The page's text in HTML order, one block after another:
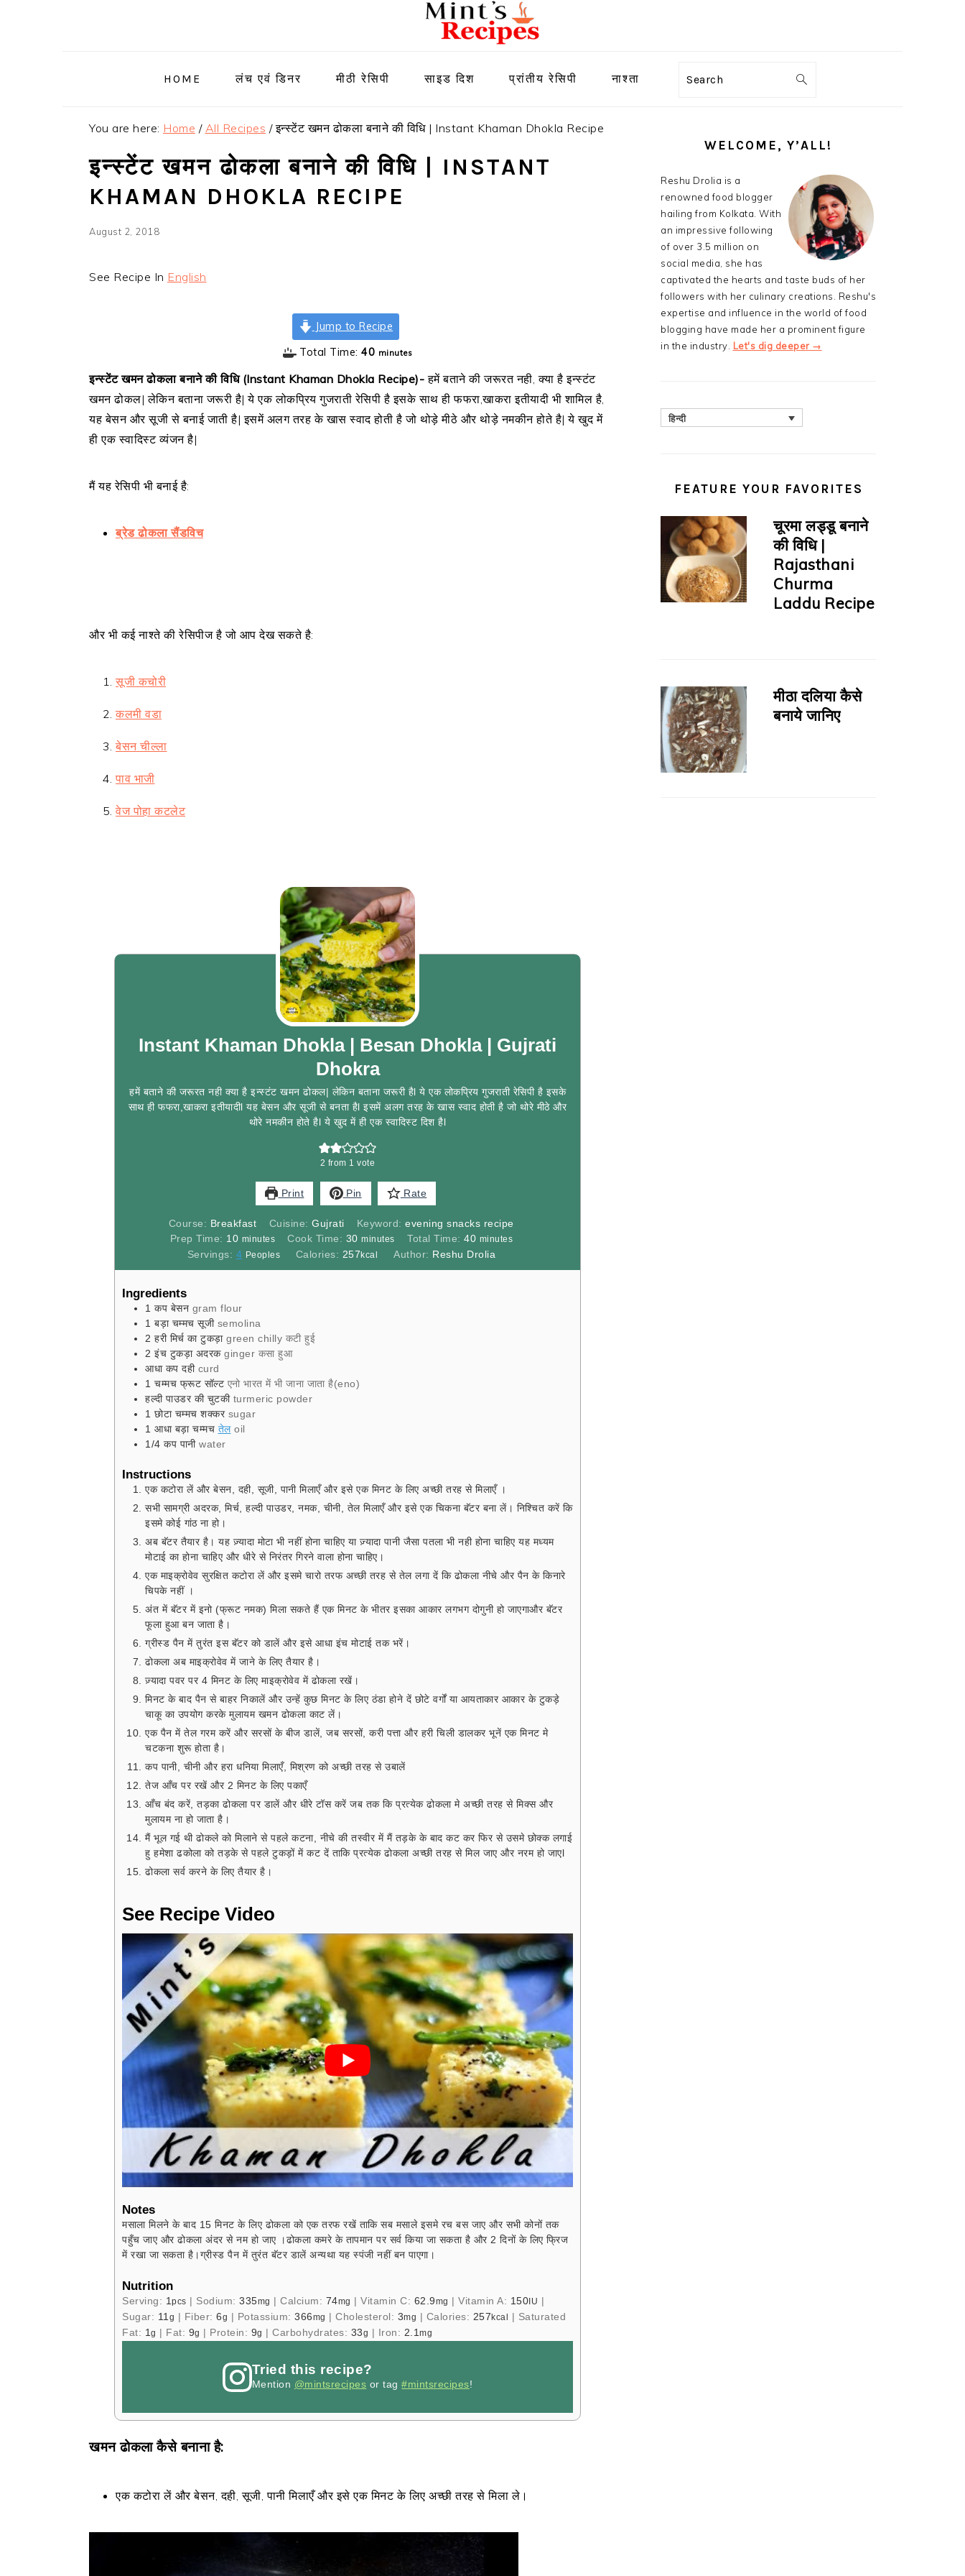
HOME लंच एवं डिनर मीठी रेसिपी साइड दिश प्रांतीय रेसिपी नाश्ता Search
You are here: Home / All Recipes /इन्स्टेंट खमन ढोकला बनाने की विधि | Instant Khaman Dhokla Recipe
इन्स्टेंट खमन ढोकला बनाने की विधि | INSTANT
KHAMAN DHOKLA RECIPE
August 2, 2018
See Recipe In English
Jump to Recipe
Total Time:40minutes
minutes
इन्स्टेंट खमन ढोकला बनाने की विधि (Instant Khaman Dhokla Recipe)- हमें बताने की जरूरत नही, क्या है इन्स्टंट
खमन ढोकल| लेकिन बताना जरूरी है| ये एक लोकप्रिय गुजराती रेसिपी है इसके साथ ही फफरा,खाकरा इतीयादी भी शामिल है,
यह बेसन और सूजी से बनाई जाती है| इसमें अलग तरह के खास स्वाद होती है जो थोड़े मीठे और थोड़े नमकीन होते है| ये खुद में
ही एक स्वादिस्ट व्यंजन है|
मैं यह रेसिपी भी बनाई है:
ब्रेड ढोकला सैंडविच
और भी कई नाश्ते की रेसिपीज है जो आप देख सकते है:
सूजी कचोरी
कलमी वडा
बेसन चील्ला
पाव भाजी
वेज पोहा कटलेट
Instant Khaman Dhokla | Besan Dhokla | Gujrati
Dhokra
हमें बताने की जरूरत नही क्या है इन्स्टंट खमन ढोकल| लेकिन बताना जरूरी हैl ये एक लोकप्रिय गुजराती रेसिपी है इसके
साथ ही फफरा,खाकरा इतीयादीl यह बेसन और सूजी से बनता हैl इसमें अलग तरह के खास स्वाद होती है जो थोरे मीठे और
थोरे नमकीन होते हैl ये खुद में ही एक स्वादिस्ट दिश हैl
2 from 1 vote
Print Pin Rate
Course: Breakfast Cuisine:Gujrati Keyword:evening snacks recipe
Prep Time: 10minutes
minutes Cook Time: 30minutes
minutes Total Time:40minutes
minutes
Servings: 4 Peoples Calories: 257kcal Author: Reshu Drolia
Ingredients
1 कप बेसन gram flour
1 बड़ा चम्मच सूजी semolina
2 हरी मिर्च का टुकड़ा green chilly कटी हुई
2 इंच टुकड़ा अदरक ginger कसा हुआ
आधा कप दही curd
1 चम्मच फ्रूट सॉल्ट एनो भारत में भी जाना जाता है(eno)
हल्दी पाउडर की चुटकी turmeric powder
1 छोटा चम्मच शक्कर sugar
1 आधा बड़ा चम्मच तेल oil
1/4 कप पानी water
Instructions
एक कटोरा लें और बेसन, दही, सूजी, पानी मिलाएँ और इसे एक मिनट के लिए अच्छी तरह से मिलाएँ ।
सभी सामग्री अदरक, मिर्च, हल्दी पाउडर, नमक, चीनी, तेल मिलाएँ और इसे एक चिकना बॅटर बना लें। निश्चित करें कि
इसमे कोई गांठ ना हो।
अब बॅटर तैयार है। यह ज़्यादा मोटा भी नहीं होना चाहिए या ज़्यादा पानी जैसा पतला भी नही होना चाहिए यह मध्यम
मोटाई का होना चाहिए और धीरे से निरंतर गिरने वाला होना चाहिए।
एक माइक्रोवेव सुरक्षित कटोरा लें और इसमे चारो तरफ अच्छी तरह से तेल लगा दें कि ढोकला नीचे और पैन के किनारे
चिपके नहीं ।
अंत में बॅटर में इनो (फ्रूट नमक) मिला सकते हैं एक मिनट के भीतर इसका आकार लगभग दोगुनी हो जाएगाऔर बॅटर
फूला हुआ बन जाता है।
ग्रीस्ड पैन में तुरंत इस बॅटर को डालें और इसे आधा इंच मोटाई तक भरें।
ढोकला अब माइक्रोवेव में जाने के लिए तैयार है।
ज़्यादा पवर पर 4 मिनट के लिए माइक्रोवेव में ढोकला रखें।
मिनट के बाद पैन से बाहर निकालें और उन्हें कुछ मिनट के लिए ठंडा होने दें छोटे वर्गों या आयताकार आकार के टुकड़े
चाकू का उपयोग करके मुलायम खमन ढोकला काट लें।
एक पैन में तेल गरम करें और सरसों के बीज डालें, जब सरसों, करी पत्ता और हरी चिली डालकर भूनें एक मिनट मे
चटकना शुरू होता है।
कप पानी, चीनी और हरा धनिया मिलाएँ, मिश्रण को अच्छी तरह से उबालें
तेज आँच पर रखें और 2 मिनट के लिए पकाएँ
आँच बंद करें, तड़का ढोकला पर डालें और धीरे टॉस करें जब तक कि प्रत्येक ढोकला मे अच्छी तरह से मिक्स और
मुलायम ना हो जाता है।
मैं भूल गई थी ढोकले को मिलाने से पहले कटना, नीचे की तस्वीर में मैं तड़के के बाद कट कर फिर से उसमे छोक्क लगाई
हु हमेशा ढकोला को तड़के से पहले टुकड़ों में कट दें ताकि प्रत्येक ढोकला अच्छी तरह से मिल जाए और नरम हो जाएl
ढोकला सर्व करने के लिए तैयार है।
See Recipe Video
Notes
मसाला मिलने के बाद 15 मिनट के लिए ढोकला को एक तरफ रखें ताकि सब मसाले इसमे रच बस जाए और सभी कोनों तक
पहुँच जाए और ढोकला अंदर से नम हो जाए ।ढोकला कमरे के तापमान पर सर्व किया जा सकता है और 2 दिनों के लिए फ्रिज
में रखा जा सकता है।ग्रीस्ड पैन में तुरंत बॅटर डालें अन्यथा यह स्पंजी नहीं बन पाएगा।
Nutrition
Serving: 1 pcs | Sodium: 335mg | Calcium: 74mg | Vitamin C: 62.9mg | Vitamin A: 150 IU |
Sugar: 11 g | Fiber: 6g | Potassium: 366mg | Cholesterol: 3mg | Calories: 257 kcal | Saturated
Fat: 1 g | Fat: 9g | Protein: 9g | Carbohydrates: 33g | Iron: 2.1 mg
Tried this recipe?
Mention @mintsrecipes or tag#mintsrecipes!
खमन ढोकला कैसे बनाना है:
एक कटोरा लें और बेसन, दही, सूजी, पानी मिलाएँ और इसे एक मिनट के लिए अच्छी तरह से मिला ले।
SIDEBARWELCOME, Y’ALL!
Reshu Drolia is a
renowned food blogger
hailing from Kolkata. With
an impressive following
of over 3.5 million on
social media, she has
captivated the hearts and taste buds of her
followers with her culinary creations. Reshu's
expertise and influence in the world of food
blogging have made her a prominent figure
in the industry. Let's dig deeper →
हिन्दी
FEATURE YOUR FAVORITES
चूरमा लड्डू बनाने
की विधि |
Rajasthani
Churma
Laddu Recipe
मीठा दलिया कैसे
बनाये जानिए